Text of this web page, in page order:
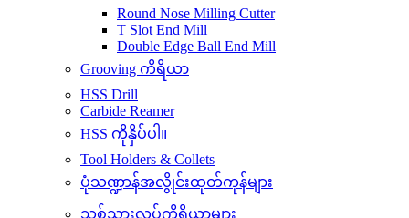
Round Nose Milling Cutter
T Slot End Mill
Double Edge Ball End Mill
Grooving ကိရိယာ
HSS Drill
Carbide Reamer
HSS ကိုနှိပ်ပါ။
Tool Holders & Collets
ပုံသဏ္ဍာန်အလွိုင်းထုတ်ကုန်များ
သစ်သားလုပ်ကိရိယာများ